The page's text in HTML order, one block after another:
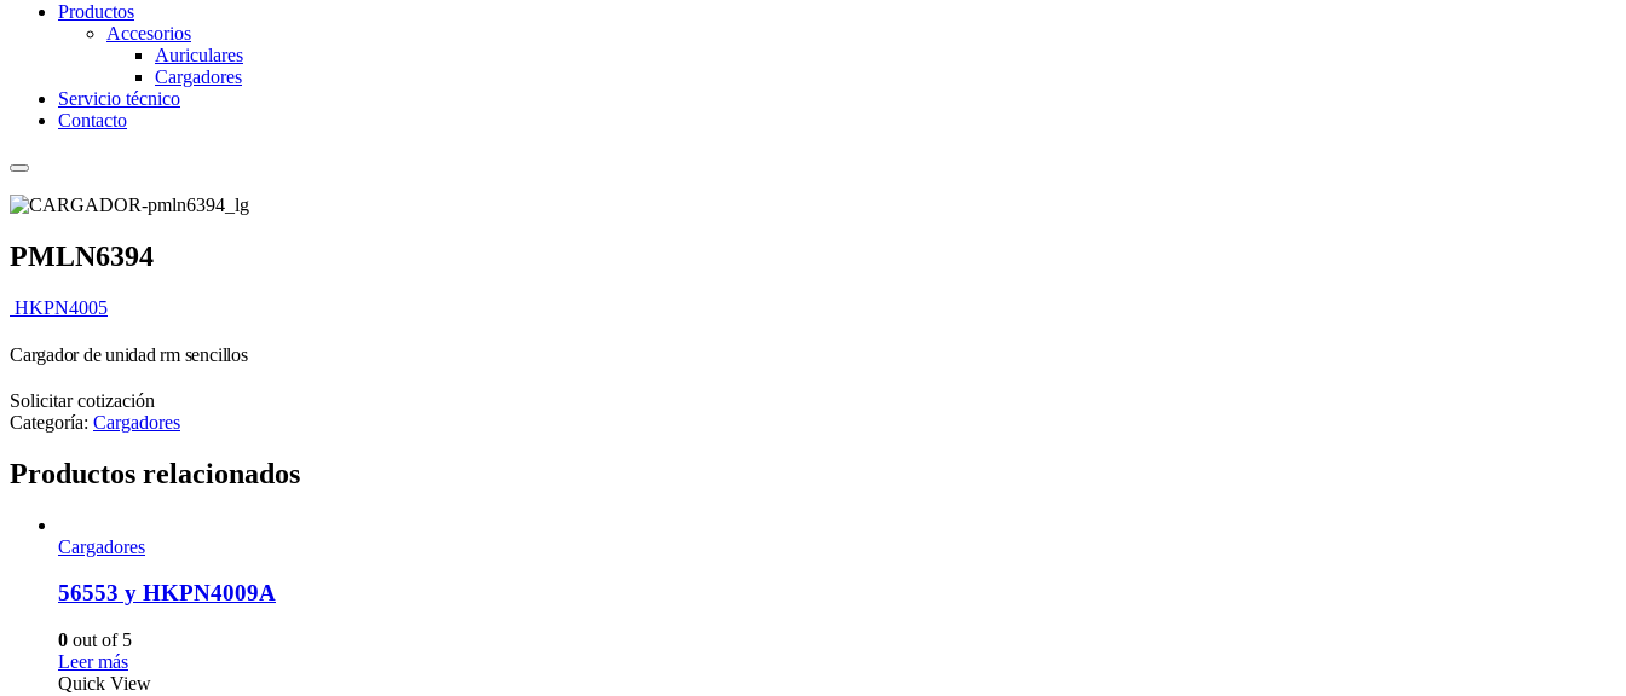
Productos
Accesorios
Auriculares
Cargadores
Servicio técnico
Contacto
PMLN6394
HKPN4005
Cargador de unidad rm sencillos
Solicitar cotización
Categoría: Cargadores
Productos relacionados
Cargadores
56553 y HKPN4009A
0 out of 5
Leer más
Quick View